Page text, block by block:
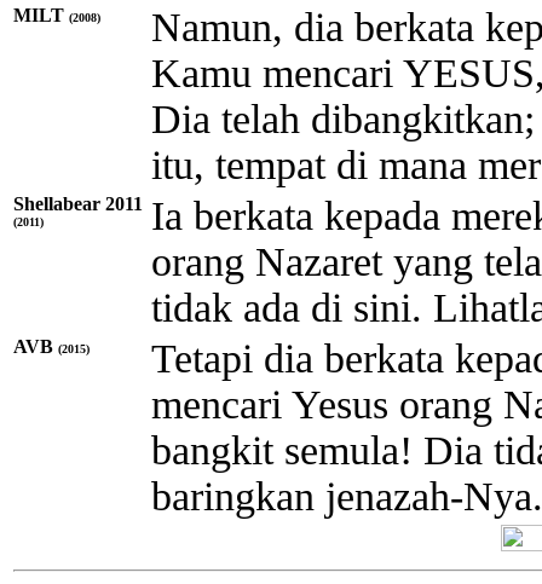
MILT (2008)
Namun, dia berkata
Kamu mencari
Dia telah
itu, tempat di mana
Shellabear 2011
(2011)
Ia berkata kepada
orang Nazaret yang
tidak ada di sini.
AVB (2015)
Tetapi dia berkata
mencari Yesus orang
bangkit semula! Dia
baringkan jenazah-Nya.